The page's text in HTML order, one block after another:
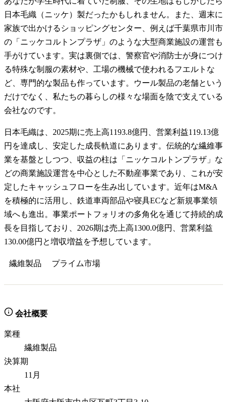
日本毛織（ニッケ）製だったかもしれません。また、週末に
家族で出かけるショッピングセンター、例えば千葉県市川市
の「ニッケコルトンプラザ」のような大型商業施設の運営も
手がけています。実は裏側では、警察官や消防士が身につけ
る特殊な制服の素材や、工場の機械で使われるフエルトな
ど、専門的な製品も作っています。ウール製品の老舗という
だけでなく、私たちの暮らしの様々な場面を陰で支えている
会社なのです。
日本毛織は、2025期に売上高1193.8億円、営業利益119.13億
円を達成し、安定した成長軌道にあります。伝統的な繊維事
業を基盤としつつ、収益の柱は「ニッケコルトンプラザ」な
どの商業施設運営を中心とした不動産事業であり、これが安
定したキャッシュフローを生み出しています。近年はM&A
を積極的に活用し、鉄道車両部品や寝具ECなど新規事業領
域へも進出。事業ポートフォリオの多角化を通じて持続的成
長を目指しており、2026期は売上高1300.0億円、営業利益
130.00億円と増収増益を予想しています。
繊維製品 プライム市場
会社概要
業種
繊維製品
決算期
11月
本社